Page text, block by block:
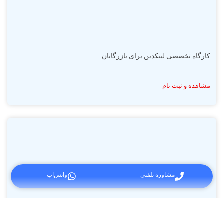
کارگاه تخصصی لینکدین برای بازرگانان
مشاهده و ثبت نام
مشاوره تلفنی واتس‌اپ